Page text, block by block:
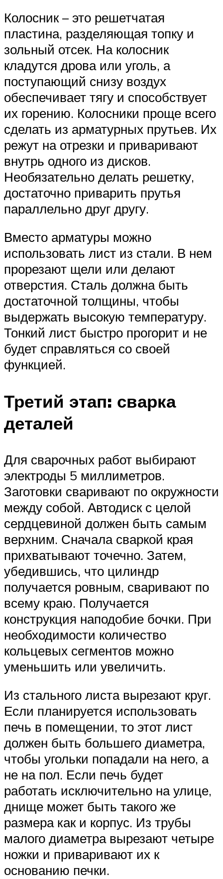
Колосник – это решетчатая
пластина, разделяющая топку и
зольный отсек. На колосник
кладутся дрова или уголь, а
поступающий снизу воздух
обеспечивает тягу и способствует
их горению. Колосники проще всего
сделать из арматурных прутьев. Их
режут на отрезки и приваривают
внутрь одного из дисков.
Необязательно делать решетку,
достаточно приварить прутья
параллельно друг другу.
Вместо арматуры можно
использовать лист из стали. В нем
прорезают щели или делают
отверстия. Сталь должна быть
достаточной толщины, чтобы
выдержать высокую температуру.
Тонкий лист быстро прогорит и не
будет справляться со своей
функцией.
Третий этап: сварка
деталей
Для сварочных работ выбирают
электроды 5 миллиметров.
Заготовки сваривают по окружности
между собой. Автодиск с целой
сердцевиной должен быть самым
верхним. Сначала сваркой края
прихватывают точечно. Затем,
убедившись, что цилиндр
получается ровным, сваривают по
всему краю. Получается
конструкция наподобие бочки. При
необходимости количество
кольцевых сегментов можно
уменьшить или увеличить.
Из стального листа вырезают круг.
Если планируется использовать
печь в помещении, то этот лист
должен быть большего диаметра,
чтобы угольки попадали на него, а
не на пол. Если печь будет
работать исключительно на улице,
днище может быть такого же
размера как и корпус. Из трубы
малого диаметра вырезают четыре
ножки и приваривают их к
основанию печки.